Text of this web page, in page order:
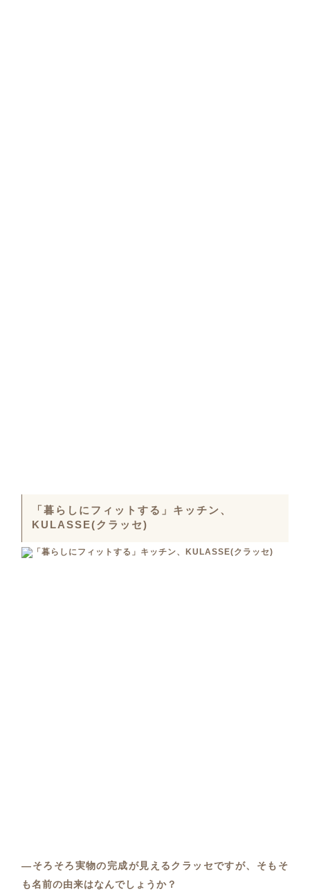
「暮らしにフィットする」キッチン、
KULASSE(クラッセ)
―そろそろ実物の完成が見えるクラッセですが、そもそ
も名前の由来はなんでしょうか？